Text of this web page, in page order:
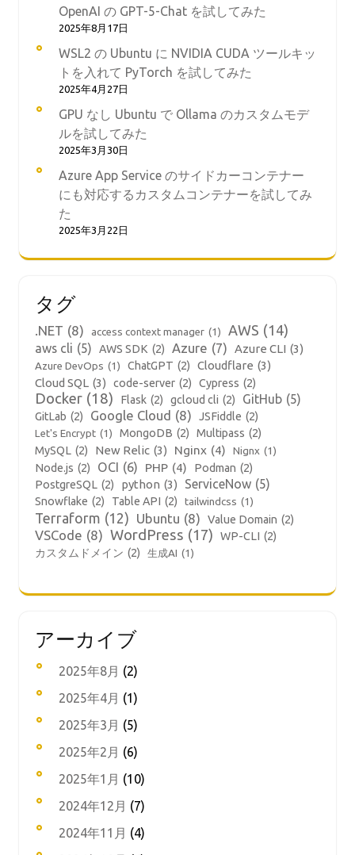
OpenAI の GPT-5-Chat を試してみた
2025年8月17日
WSL2 の Ubuntu に NVIDIA CUDA ツールキッ
トを入れて PyTorch を試してみた
2025年4月27日
GPU なし Ubuntu で Ollama のカスタムモデ
ルを試してみた
2025年3月30日
Azure App Service のサイドカーコンテナー
にも対応するカスタムコンテナーを試してみ
た
2025年3月22日
タグ
.NET (8) access context manager (1) AWS (14)
aws cli (5) AWS SDK (2) Azure (7) Azure CLI (3)
Azure DevOps (1) ChatGPT (2) Cloudflare (3)
Cloud SQL (3) code-server (2) Cypress (2)
Docker (18) Flask (2) gcloud cli (2) GitHub (5)
GitLab (2) Google Cloud (8) JSFiddle (2)
Let's Encrypt (1) MongoDB (2) Multipass (2)
MySQL (2) New Relic (3) Nginx (4) Nignx (1)
Node.js (2) OCI (6) PHP (4) Podman (2)
PostgreSQL (2) python (3) ServiceNow (5)
Snowflake (2) Table API (2) tailwindcss (1)
Terraform (12) Ubuntu (8) Value Domain (2)
VSCode (8) WordPress (17) WP-CLI (2)
カスタムドメイン (2) 生成AI (1)
アーカイブ
2025年8月 (2)
2025年4月 (1)
2025年3月 (5)
2025年2月 (6)
2025年1月 (10)
2024年12月 (7)
2024年11月 (4)